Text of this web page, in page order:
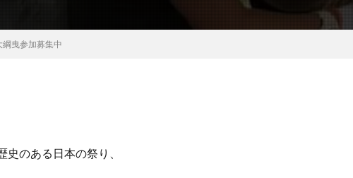
綱曳参加募集中
のある日本の祭り、